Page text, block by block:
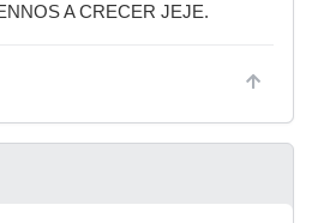
A CRECER JEJE.